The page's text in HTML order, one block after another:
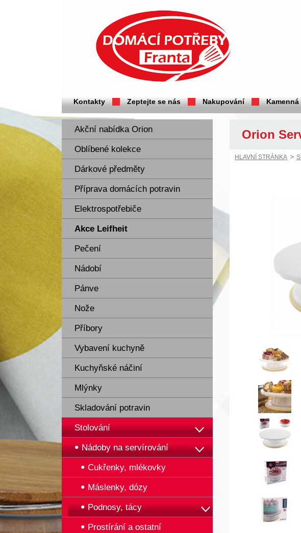
Kontakty Zeptejte se nás Nakupování
Akční nabídka Orion
Oblíbené kolekce
Dárkové předměty
Příprava domácích potravin
Elektrospotřebiče
Akce Leifheit
Pečení
Nádobí
Pánve
Nože
Příbory
Vybavení kuchyně
Kuchyňské náčiní
Mlýnky
Skladování potravin
Stolování
Nádoby na servírování
Cukřenky, mlékovky
Máslenky, dózy
Podnosy, tácy
Prostírání a ostatní
Orion
HLAVNÍ STRÁNKA >